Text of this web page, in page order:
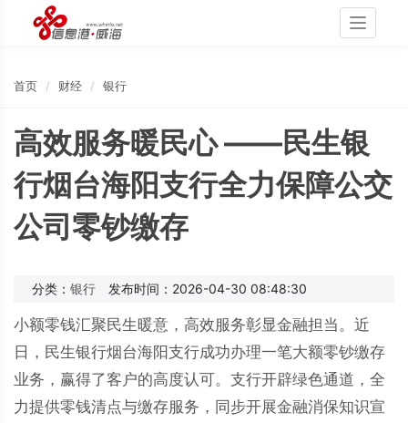
Toggle
首页 财经 银行
高效服务暖民心 ——民生银
行烟台海阳支行全力保障公交
公司零钞缴存
分类： 银行 发布时间：2026-04-30 08:48:30
小额零钱汇聚民生暖意，高效服务彰显金融担当。近
日，民生银行烟台海阳支行成功办理一笔大额零钞缴存
业务，赢得了客户的高度认可。支行开辟绿色通道，全
力提供零钱清点与缴存服务，同步开展金融消保知识宣